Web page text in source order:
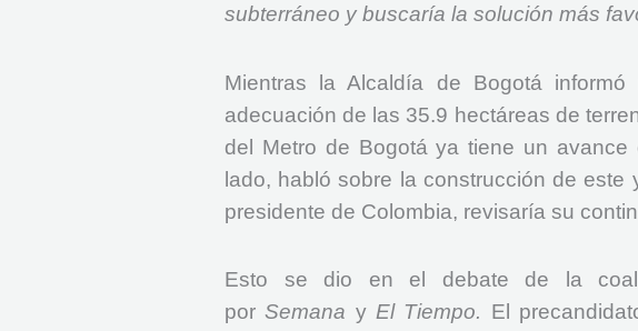
subterráneo y buscaría la solución más
Mientras la Alcaldía de Bogotá
adecuación de las 35.9 hectáreas de
del Metro de Bogotá ya tiene un
lado, habló sobre la construcción de
presidente de Colombia, revisaría su
Esto se dio en el debate de la
porSemana yEl Tiempo. El